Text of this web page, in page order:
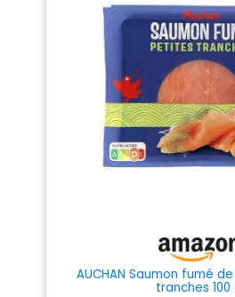
AUCHAN Saumon fumé
tranches 100